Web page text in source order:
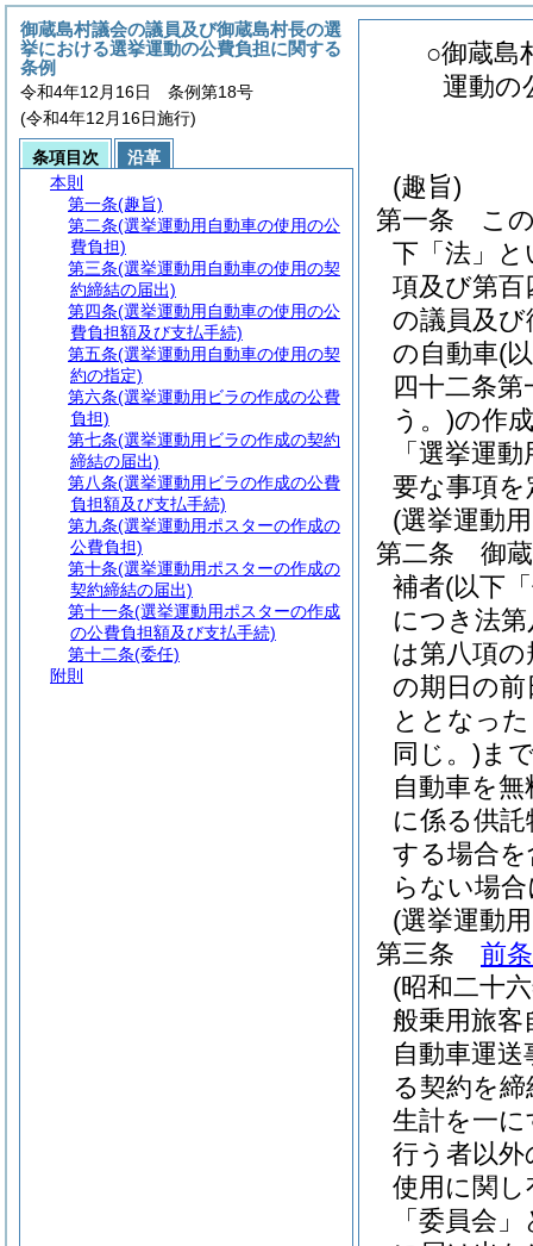
○御蔵島
運動の
(趣旨)
第一条
こ
下「法」と
項及び第百
の議員及
の自動車(
四十二条
う。)の作
「選挙運
要な事項
(選挙運動
第二条
御
補者(以下
につき法
は第八項
の期日の前
ととなっ
同じ。) ま
自動車を
に係る供
する場合
らない場
(選挙運動
第三条
前条
(昭和二十
般乗用旅
自動車運
る契約を
生計を一
行う者以
使用に関し
「委員会
御蔵島村議会の議員及び御蔵島村長の選
挙における選挙運動の公費負担に関する
条例
令和4年12月16日 条例第18号
(令和4年12月16日施行)
条項目次
沿革
本則
第一条(趣旨)
第二条(選挙運動用自動車の使用の公
費負担)
第三条(選挙運動用自動車の使用の契
約締結の届出)
第四条(選挙運動用自動車の使用の公
費負担額及び支払手続)
第五条(選挙運動用自動車の使用の契
約の指定)
第六条(選挙運動用ビラの作成の公費
負担)
第七条(選挙運動用ビラの作成の契約
締結の届出)
第八条(選挙運動用ビラの作成の公費
負担額及び支払手続)
第九条(選挙運動用ポスターの作成の
公費負担)
第十条(選挙運動用ポスターの作成の
契約締結の届出)
第十一条(選挙運動用ポスターの作成
の公費負担額及び支払手続)
第十二条(委任)
附則